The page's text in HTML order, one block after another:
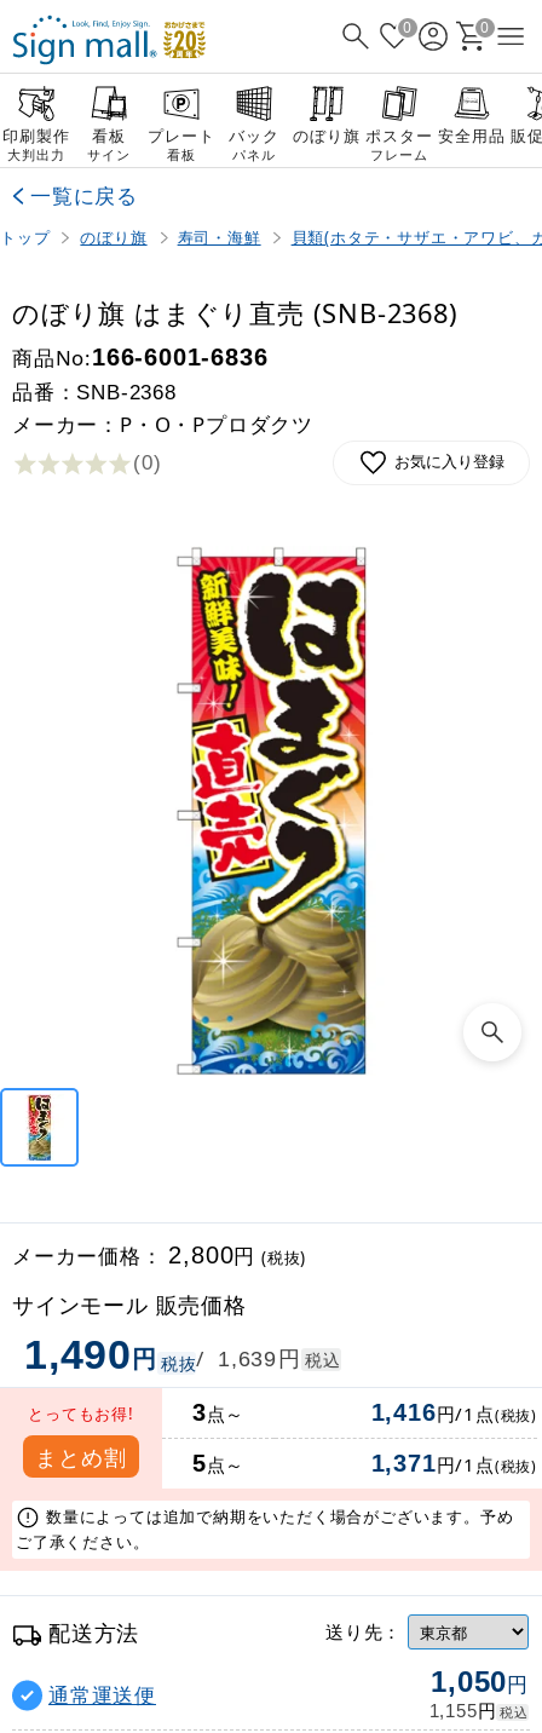
0 0
印刷製作
大判出力
看板
サイン
プレート
看板
バック
パネル
のぼり旗 ポスター
フレーム
安全用品 販
一覧に戻る
トップ のぼり旗 寿司・海鮮 貝類(ホタテ・サザエ・アワビ、
のぼり旗 はまぐり直売 (SNB-2368)
商品No:166-6001-6836
品番： SNB-2368
メーカー：P・O・Pプロダクツ
(0) お気に入り登録
メーカー価格： 2,800円(税抜)
サインモール 販売価格
1,490円 税抜/ 1,639円 税込
とってもお得!
まとめ割
3点～ 1,416円/1点(税抜)
5点～ 1,371円/1点(税抜)
数量によっては追加で納期をいただく場合がございます。予め
ご了承ください。
配送方法 送り先：
通常運送便 1,050円
1,155円 税込